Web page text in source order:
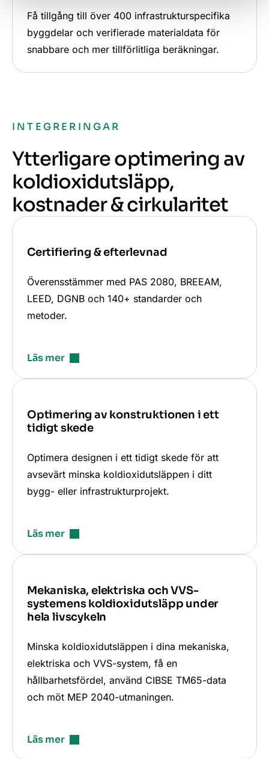
Få tillgång till över 400 infrastrukturspecifika
byggdelar och verifierade materialdata för
snabbare och mer tillförlitliga beräkningar.
INTEGRERINGAR
Ytterligare optimering av
koldioxidutsläpp,
kostnader & cirkularitet
Certifiering & efterlevnad
Överensstämmer med PAS 2080, BREEAM,
LEED, DGNB och 140+ standarder och
metoder.
Läs mer
Optimering av konstruktionen i ett
tidigt skede
Optimera designen i ett tidigt skede för att
avsevärt minska koldioxidutsläppen i ditt
bygg- eller infrastrukturprojekt.
Läs mer
Mekaniska, elektriska och VVS-
systemens koldioxidutsläpp under
hela livscykeln
Minska koldioxidutsläppen i dina mekaniska,
elektriska och VVS-system, få en
hållbarhetsfördel, använd CIBSE TM65-data
och möt MEP 2040-utmaningen.
Läs mer